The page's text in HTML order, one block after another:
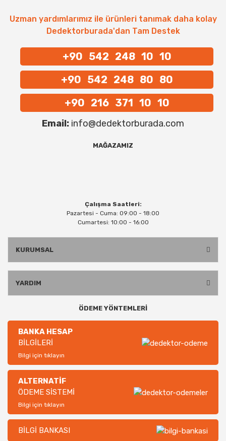
Uzman yardımlarımız ile ürünleri tanımak daha kolay
Dedektorburada'dan Tam Destek
+90 542 248 10 10
+90 542 248 80 80
+90 216 371 10 10
Email: info@dedektorburada.com
MAĞAZAMIZ
Çalışma Saatleri:
Pazartesi - Cuma: 09:00 - 18:00
Cumartesi: 10:00 - 16:00
KURUMSAL
YARDIM
ÖDEME YÖNTEMLERİ
BANKA HESAP
BİLGİLERİ
Bilgi için tıklayın
ALTERNATİF
ÖDEME SİSTEMİ
Bilgi için tıklayın
BİLGİ BANKASI